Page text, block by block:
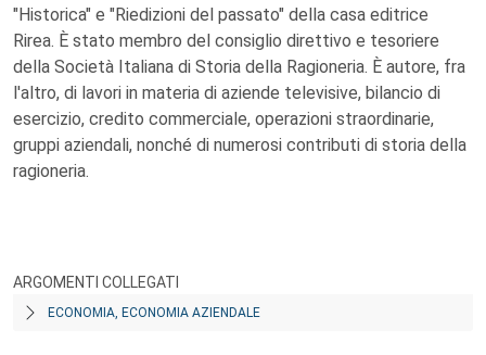
"Historica" e "Riedizioni del passato" della casa editrice
Rirea. È stato membro del consiglio direttivo e tesoriere
della Società Italiana di Storia della Ragioneria. È autore, fra
l'altro, di lavori in materia di aziende televisive, bilancio di
esercizio, credito commerciale, operazioni straordinarie,
gruppi aziendali, nonché di numerosi contributi di storia della
ragioneria.
ARGOMENTI COLLEGATI
ECONOMIA, ECONOMIA AZIENDALE